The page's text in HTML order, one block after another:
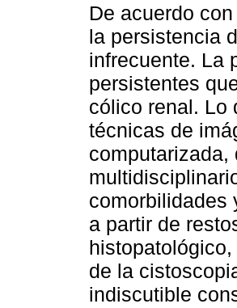
De acuerdo
la persistencia
infrecuente. La
persistentes
cólico renal. Lo
técnicas de
computarizada,
comorbilidades
a partir de
de la
indiscutible